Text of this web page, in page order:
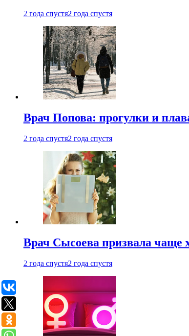
2 года спустя2 года спустя
Врач Попова: прогулки и
2 года спустя2 года спустя
Врач Сысоева призвала чаще
2 года спустя2 года спустя